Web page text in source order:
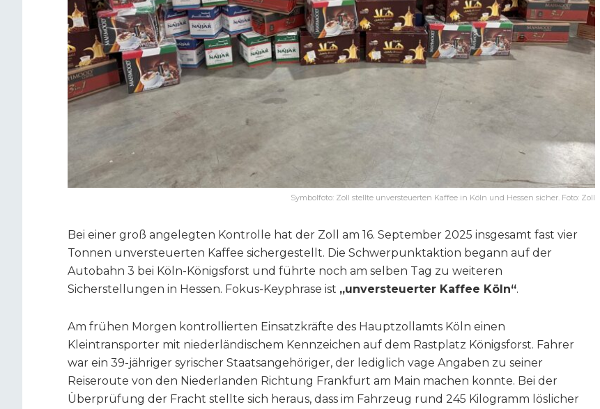
Symbolfoto: Zoll stellte unversteuerten Kaffee in Köln und Hessen sicher. Foto: Zoll
Bei einer groß angelegten Kontrolle hat der Zoll am 16. September 2025 insgesamt fast vier
Tonnen unversteuerten Kaffee sichergestellt. Die Schwerpunktaktion begann auf der
Autobahn 3 bei Köln-Königsforst und führte noch am selben Tag zu weiteren
Sicherstellungen in Hessen. Fokus-Keyphrase ist „unversteuerter Kaffee Köln“.
Am frühen Morgen kontrollierten Einsatzkräfte des Hauptzollamts Köln einen
Kleintransporter mit niederländischem Kennzeichen auf dem Rastplatz Königsforst. Fahrer
war ein 39-jähriger syrischer Staatsangehöriger, der lediglich vage Angaben zu seiner
Reiseroute von den Niederlanden Richtung Frankfurt am Main machen konnte. Bei der
Überprüfung der Fracht stellte sich heraus, dass im Fahrzeug rund 245 Kilogramm löslicher